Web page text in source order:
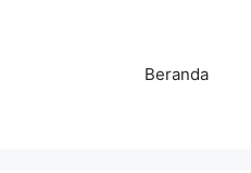
Beranda